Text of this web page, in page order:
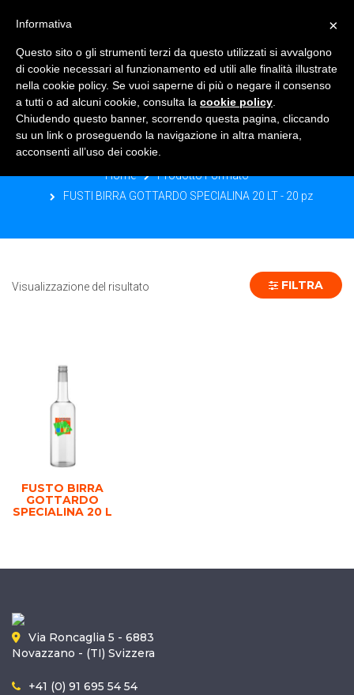
FUSTI BIRRA GOTTARDO
SPECIALINA 20 LT - 20 PZ
Home
Prodotto Formato
FUSTI BIRRA GOTTARDO SPECIALINA 20 LT - 20 pz
Visualizzazione del risultato FILTRA
FUSTO BIRRA
GOTTARDO
SPECIALINA 20 L
Via Roncaglia 5 - 6883
Novazzano - (TI) Svizzera
+41 (0) 91 695 54 54
×
Informativa
Questo sito o gli strumenti terzi da questo utilizzati si avvalgono
di cookie necessari al funzionamento ed utili alle finalità illustrate
nella cookie policy. Se vuoi saperne di più o negare il consenso
a tutti o ad alcuni cookie, consulta la cookie policy
Chiudendo questo banner, scorrendo questa pagina, cliccando
su un link o proseguendo la navigazione in altra maniera,
acconsenti all’uso dei cookie.